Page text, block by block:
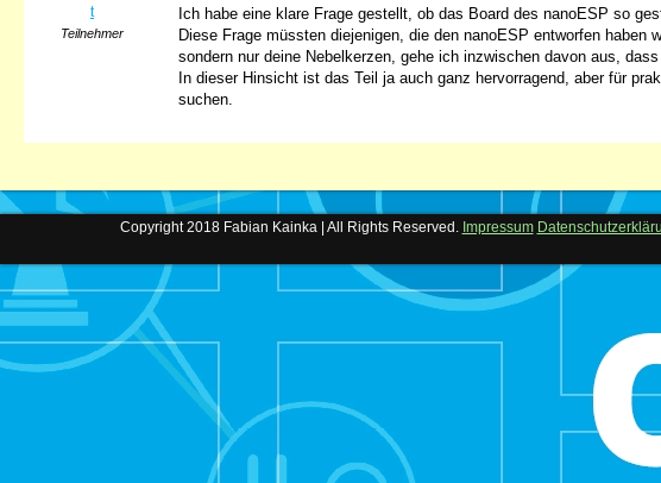
t
Teilnehmer
Ich habe eine klare Frage gestellt, ob das Board des nanoESP so
Diese Frage müssten diejenigen, die den nanoESP entworfen
sondern nur deine Nebelkerzen, gehe ich inzwischen davon aus,
In dieser Hinsicht ist das Teil ja auch ganz hervorragend, aber für
suchen.
Copyright 2018 Fabian Kainka | All Rights Reserved. Impressum